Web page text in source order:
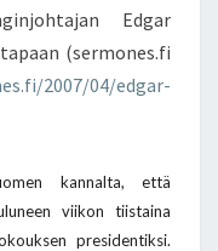
Edgar
(sermones.fi
2007/04/edgar-
kannalta, että
viikon tiistaina
presidentiksi.